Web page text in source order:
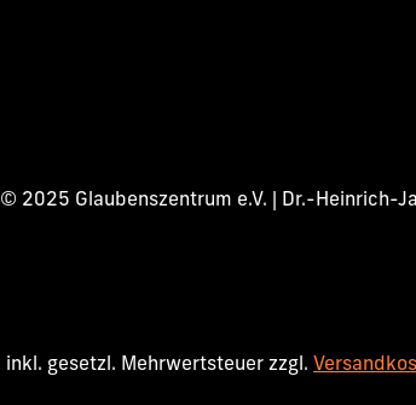
© 2025 Glaubenszentrum e.V. | Dr.-Heinrich-
inkl. gesetzl. Mehrwertsteuer zzgl.